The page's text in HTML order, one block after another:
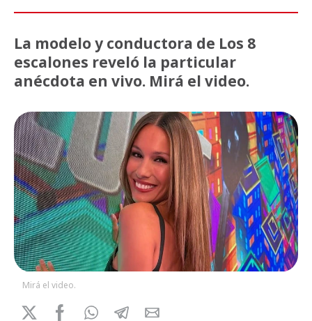
La modelo y conductora de Los 8
escalones reveló la particular
anécdota en vivo. Mirá el video.
Mirá el video.